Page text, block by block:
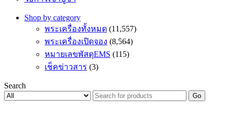
Shop by category
พระเครื่องทั้งหมด (11,557)
พระเครื่องเปิดจอง (8,564)
หมายเลขพัสดุEMS (115)
เช็คข่าวสาร (3)
Search
Go